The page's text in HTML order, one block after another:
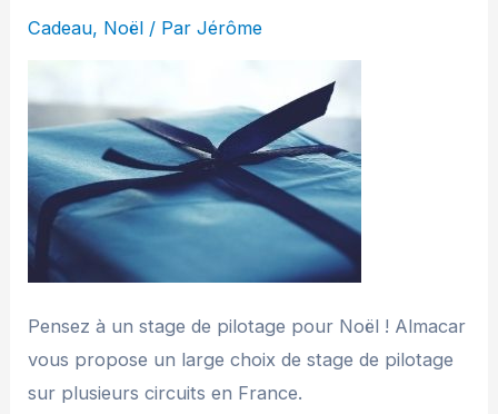
Cadeau, Noël / ParJérôme
Pensez à un stage de pilotage pour Noël ! Almacar
vous propose un large choix de stage de pilotage
sur plusieurs circuits en France.